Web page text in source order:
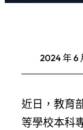
2024 年 6
近日，教育
等學校本科